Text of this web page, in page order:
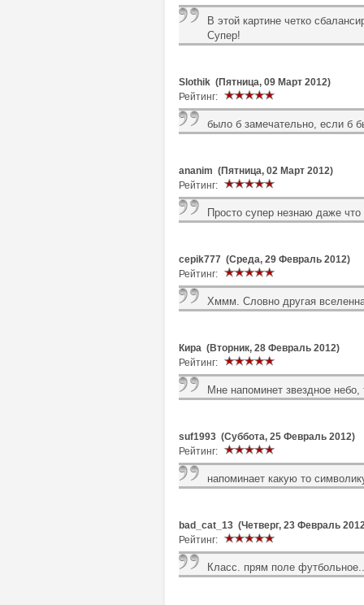
В этой картине четко
Супер!
Slothik (Пятница, 09 Март 2012)
Рейтинг:
было б замечательно, если б
ananim (Пятница, 02 Март 2012)
Рейтинг:
Просто супер незнаю даже что
cepik777 (Среда, 29 Февраль 2012)
Рейтинг:
Хммм. Словно другая
Кира (Вторник, 28 Февраль 2012)
Рейтинг:
Мне напоминет звездное небо,
suf1993 (Суббота, 25 Февраль 2012)
Рейтинг:
напоминает какую то
bad_cat_13 (Четверг, 23 Февраль
Рейтинг:
Класс. прям поле